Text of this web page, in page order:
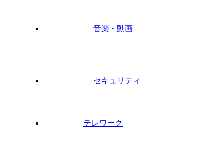
音楽・動画
セキュリティ
テレワーク